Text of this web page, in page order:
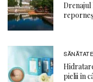
Drenajul
pielii în